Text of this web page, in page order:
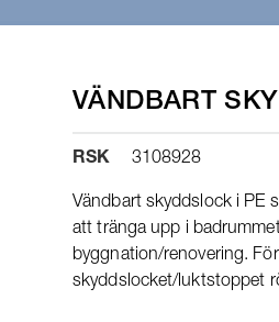
VÄNDBART
RSK 3108928
Vändbart skyddslock i PE
att tränga upp i
byggnation/renovering.
skyddslocket/luktstoppet